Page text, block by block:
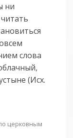
ни
слова
(Исх.
церковным